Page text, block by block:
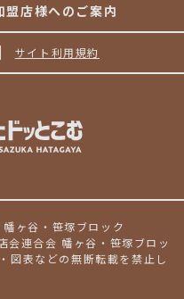
盟店様へのご案内
サイト利用規約
ヶ谷・笹塚ブロック
会連合会 幡ヶ谷・笹塚ブロッ
図表などの無断転載を禁止し